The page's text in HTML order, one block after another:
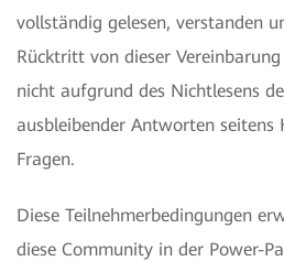
vollständig gelesen, verstanden
Rücktritt von dieser
nicht aufgrund des Nichtlesens
ausbleibender Antworten
Fragen.
Diese Teilnehmerbedingungen
diese Community in der Power-